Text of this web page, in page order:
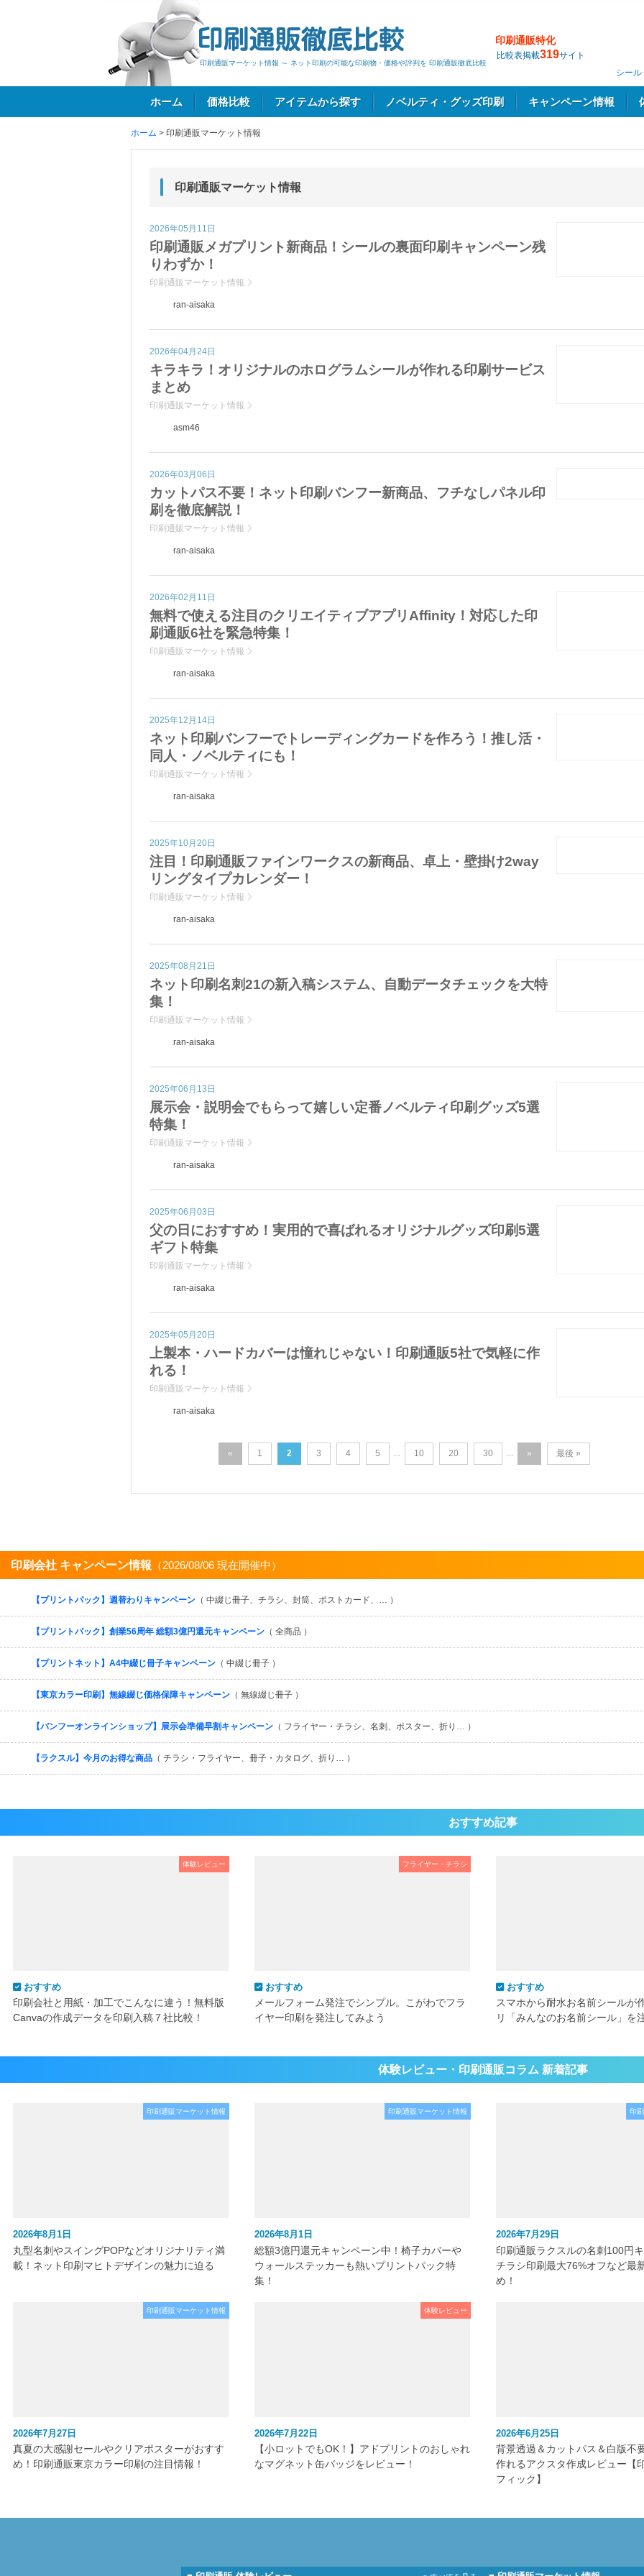
印刷通販マーケット情報 ～ ネット印刷の可能な印刷物・価格や評判を 印刷通販徹底比較
印刷通販特化
比較表掲載319サイト
シー
ホーム 価格比較 アイテムから探す ノベルティ・グッズ印刷 キャンペーン情報
ホーム > 印刷通販マーケット情報
印刷通販マーケット情報
2026年05月11日
印刷通販メガプリント新商品！シールの裏面印刷キャンペーン残
りわずか！
印刷通販マーケット情報
ran-aisaka
2026年04月24日
キラキラ！オリジナルのホログラムシールが作れる印刷サービス
まとめ
印刷通販マーケット情報
asm46
2026年03月06日
カットパス不要！ネット印刷バンフー新商品、フチなしパネル印
刷を徹底解説！
印刷通販マーケット情報
ran-aisaka
2026年02月11日
無料で使える注目のクリエイティブアプリAffinity！対応した印
刷通販6社を緊急特集！
印刷通販マーケット情報
ran-aisaka
2025年12月14日
ネット印刷バンフーでトレーディングカードを作ろう！推し活・
同人・ノベルティにも！
印刷通販マーケット情報
ran-aisaka
2025年10月20日
注目！印刷通販ファインワークスの新商品、卓上・壁掛け2way
リングタイプカレンダー！
印刷通販マーケット情報
ran-aisaka
2025年08月21日
ネット印刷名刺21の新入稿システム、自動データチェックを大特
集！
印刷通販マーケット情報
ran-aisaka
2025年06月13日
展示会・説明会でもらって嬉しい定番ノベルティ印刷グッズ5選
特集！
印刷通販マーケット情報
ran-aisaka
2025年06月03日
父の日におすすめ！実用的で喜ばれるオリジナルグッズ印刷5選
ギフト特集
印刷通販マーケット情報
ran-aisaka
2025年05月20日
上製本・ハードカバーは憧れじゃない！印刷通販5社で気軽に作
れる！
印刷通販マーケット情報
ran-aisaka
« 1 2 3 4 5 ... 10 20 30 ... » 最後 »
印刷会社 キャンペーン情報 （2026/08/06 現在開催中）
【プリントパック】週替わりキャンペーン （ 中綴じ冊子、チラシ、封筒、ポストカード、… ）
【プリントパック】創業56周年 総額3億円還元キャンペーン （ 全商品 ）
【プリントネット】A4中綴じ冊子キャンペーン （ 中綴じ冊子 ）
【東京カラー印刷】無線綴じ価格保障キャンペーン （ 無線綴じ冊子 ）
【バンフーオンラインショップ】展示会準備早割キャンペーン （ フライヤー・チラシ、名刺、ポスター、折り… ）
【ラクスル】今月のお得な商品 （ チラシ・フライヤー、冊子・カタログ、折り… ）
おすすめ記事
体験レビュー
おすすめ
印刷会社と用紙・加工でこんなに違う！無料版
Canvaの作成データを印刷入稿７社比較！
フライヤー・チラシ
おすすめ
メールフォーム発注でシンプル。こがわでフラ
イヤー印刷を発注してみよう
おすすめ
スマホから耐水お名前シールが
リ「みんなのお名前シール」を
体験レビュー・印刷通販コラム 新着記事
印刷通販マーケット情報
2026年8月1日
丸型名刺やスイングPOPなどオリジナリティ満
載！ネット印刷マヒトデザインの魅力に迫る
印刷通販マーケット情報
2026年8月1日
総額3億円還元キャンペーン中！椅子カバーや
ウォールステッカーも熱いプリントパック特
集！
印
2026年7月29日
印刷通販ラクスルの名刺100円
チラシ印刷最大76%オフなど最
め！
印刷通販マーケット情報
2026年7月27日
真夏の大感謝セールやクリアポスターがおすす
め！印刷通販東京カラー印刷の注目情報！
体験レビュー
2026年7月22日
【小ロットでもOK！】アドプリントのおしゃれ
なマグネット缶バッジをレビュー！
2026年6月25日
背景透過＆カットパス＆白版不
作れるアクスタ作成レビュー【
フィック】